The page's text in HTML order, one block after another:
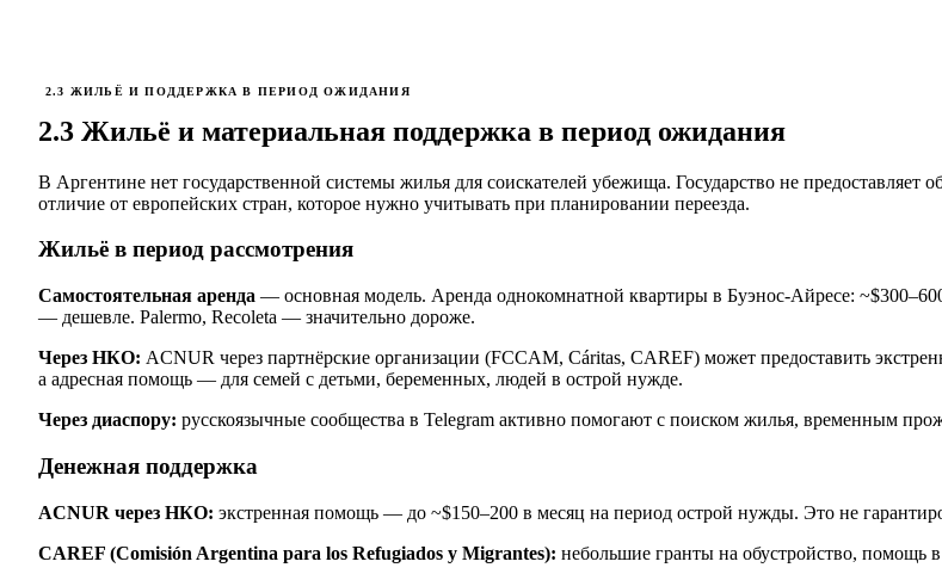
2.3 ЖИЛЬЁ И ПОДДЕРЖКА В ПЕРИОД ОЖИДАНИЯ
2.3 Жильё и материальная поддержка в период ожидания
В Аргентине нет государственной системы жилья для соискателей убежища. Государство не
отличие от европейских стран, которое нужно учитывать при планировании переезда.
Жильё в период рассмотрения
Самостоятельная аренда — основная модель. Аренда однокомнатной квартиры в Буэнос-Айресе:
— дешевле. Palermo, Recoleta — значительно дороже.
Через НКО: ACNUR через партнёрские организации (FCCAM, Cáritas, CAREF) может предоставить
а адресная помощь — для семей с детьми, беременных, людей в острой нужде.
Через диаспору: русскоязычные сообщества в Telegram активно помогают с поиском жилья, временным
Денежная поддержка
ACNUR через НКО: экстренная помощь — до ~$150–200 в месяц на период острой нужды. Это не
CAREF (Comisión Argentina para los Refugiados y Migrantes): небольшие гранты на обустройство, помощь в